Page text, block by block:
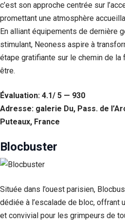
c’est son approche centrée sur
promettant une atmosphère
En alliant équipements de dernière
stimulant, Neoness aspire à
étape gratifiante sur le chemin de
être.
Évaluation: 4.1/ 5 — 930
Adresse: galerie Du, Pass. de
Puteaux, France
Blocbuster
Située dans l’ouest parisien,
dédiée à l’escalade de bloc, offrant
et convivial pour les grimpeurs de